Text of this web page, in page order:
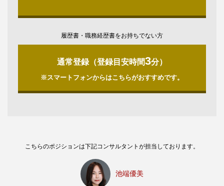
履歴書・職務経歴書をお持ちでない方
通常登録（登録目安時間3分）
※スマートフォンからはこちらがおすすめです。
こちらのポジションは下記コンサルタントが担当しております。
池端優美